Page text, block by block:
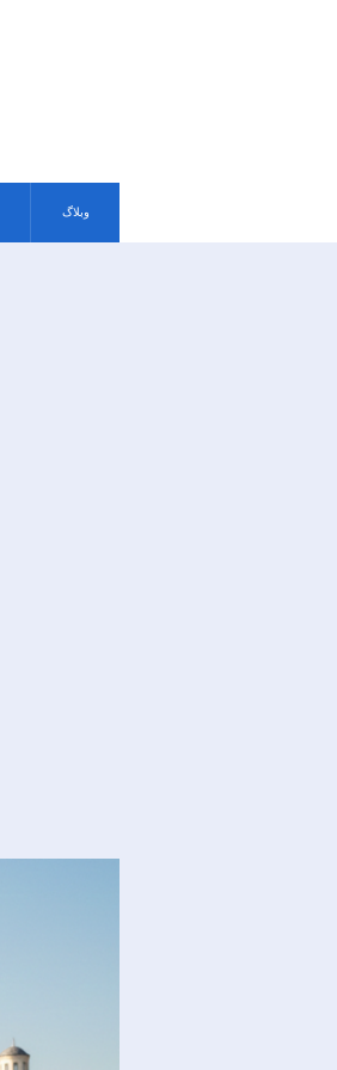
وبلاگ